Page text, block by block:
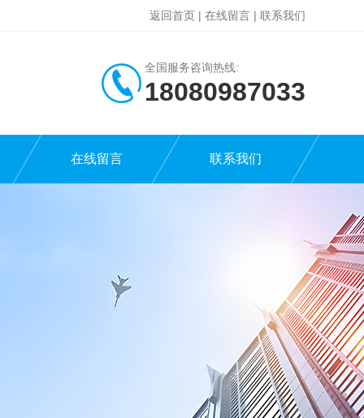
返回首页 | 在线留言 | 联系我们
全国服务咨询热线:
18080987033
在线留言 联系我们